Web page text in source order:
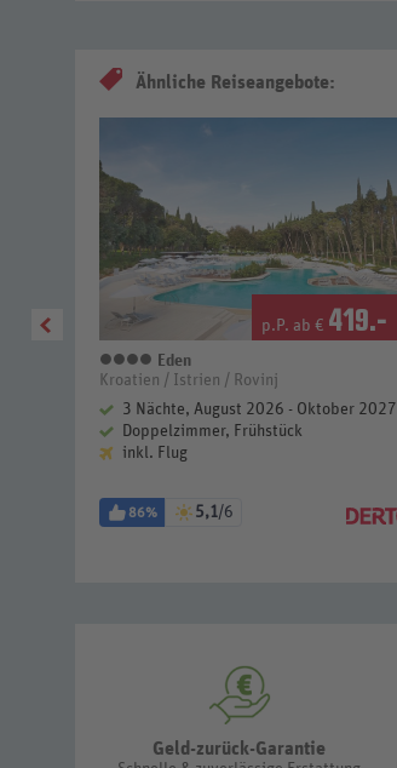
Ähnliche Reiseangebote:
p.P. ab € 419.-
4 Sterne
Eden
Kroatien / Istrien / Rovinj
3 Nächte, August 2026 - Oktober 2027
Doppelzimmer, Frühstück
inkl. Flug
86% 5,1/6
Geld-zurück-Garantie